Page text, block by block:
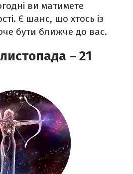
ви матимете
Є шанс, що хтось із
бути ближче до вас.
– 21